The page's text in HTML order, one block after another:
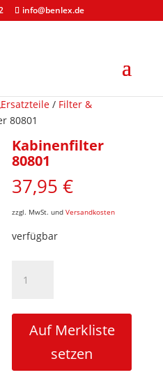
info@benlex.de
/ Filter &
80801
Kabinenfilter
80801
37,95€
zzgl. MwSt. undVersandkosten
verfügbar
80801
Auf Merkliste
setzen